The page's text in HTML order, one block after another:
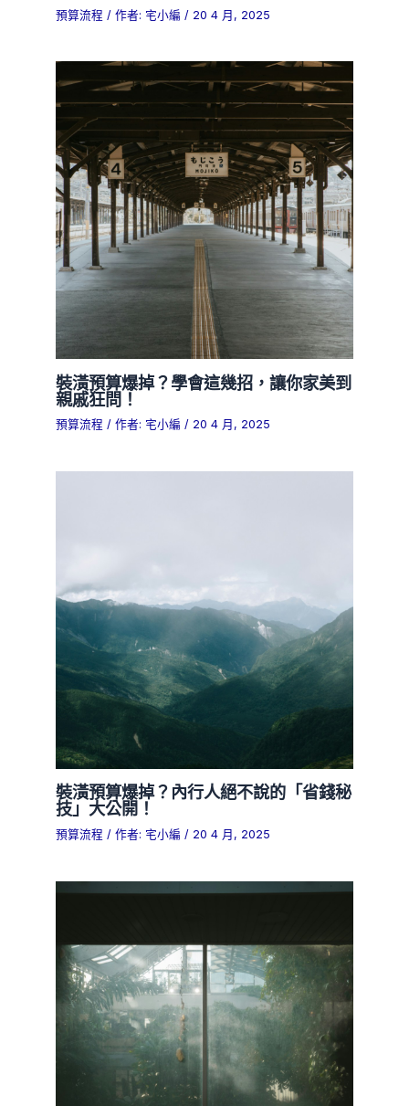
預算流程 / 作者: 宅小編 / 20 4 月, 2025
裝潢預算爆掉？學會這幾招，讓你家美到
親戚狂問！
預算流程 / 作者: 宅小編/ 20 4 月, 2025
裝潢預算爆掉？內行人絕不說的「省錢秘
技」大公開！
預算流程 / 作者: 宅小編/ 20 4 月, 2025